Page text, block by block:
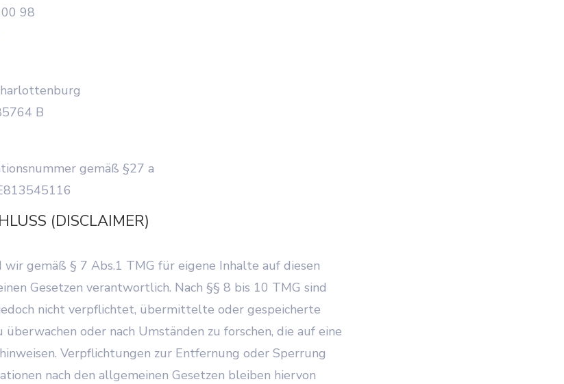
98
B
gemäß §27 a
(DISCLAIMER)
gemäß § 7 Abs.1 TMG für eigene Inhalte auf diesen
Gesetzen verantwortlich. Nach §§ 8 bis 10 TMG sind
nicht verpflichtet, übermittelte oder gespeicherte
oder nach Umständen zu forschen, die auf eine
Verpflichtungen zur Entfernung oder Sperrung
nach den allgemeinen Gesetzen bleiben hiervon